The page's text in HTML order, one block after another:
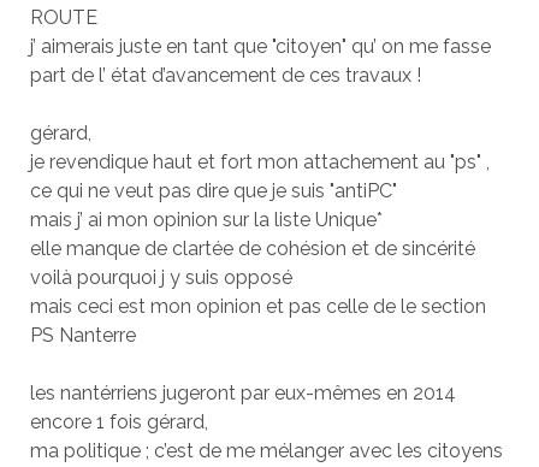
ROUTE
j’ aimerais juste en tant que "citoyen" qu’ on me fasse
part de l’ état d’avancement de ces travaux !
gérard,
je revendique haut et fort mon attachement au "ps" ,
ce qui ne veut pas dire que je suis "antiPC"
mais j’ ai mon opinion sur la liste Unique*
elle manque de clartée de cohésion et de sincérité
voilà pourquoi j y suis opposé
mais ceci est mon opinion et pas celle de le section
PS Nanterre
les nantérriens jugeront par eux-mêmes en 2014
encore 1 fois gérard,
ma politique ; c’est de me mélanger avec les citoyens